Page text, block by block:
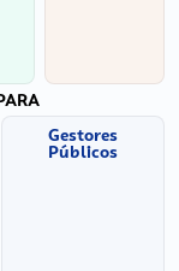
Gestores
Públicos